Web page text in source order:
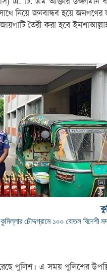
জনবান্ধব হয়ে জনগণের
তৈরী করা হবে
কুমিল্লার চৌদ্দগ্রামে ১০০ বোতল বিদেশী
পুলিশ। এ সময় পুলিশের